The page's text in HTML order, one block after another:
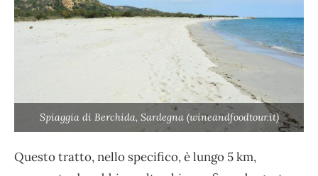
Spiaggia di Berchida, Sardegna (wineandfoodtour.it)
Questo tratto, nello specifico, è lungo 5 km,